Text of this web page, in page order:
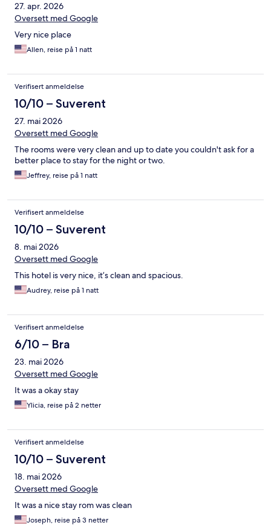
27. apr. 2026
Oversett med Google
Very nice place
Allen, reise på 1 natt
Verifisert anmeldelse
10/10 – Suverent
27. mai 2026
Oversett med Google
The rooms were very clean and up to date you couldn't ask for a
better place to stay for the night or two.
Jeffrey, reise på 1 natt
Verifisert anmeldelse
10/10 – Suverent
8. mai 2026
Oversett med Google
This hotel is very nice, it’s clean and spacious.
Audrey, reise på 1 natt
Verifisert anmeldelse
6/10 – Bra
23. mai 2026
Oversett med Google
It was a okay stay
Ylicia, reise på 2 netter
Verifisert anmeldelse
10/10 – Suverent
18. mai 2026
Oversett med Google
It was a nice stay rom was clean
Joseph, reise på 3 netter